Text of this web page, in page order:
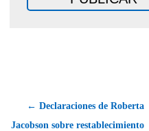
← Declaraciones de Roberta
Jacobson sobre restablecimiento